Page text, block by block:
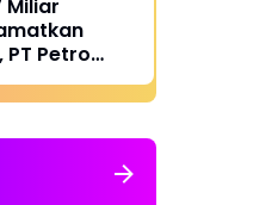
BPC
Miliar
PT Petro